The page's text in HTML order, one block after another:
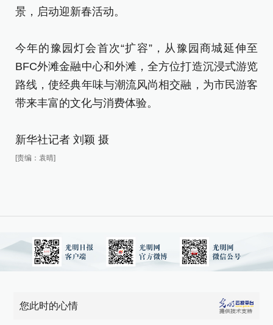
景，启动迎新春活动。
今年的豫园灯会首次“扩容”，从豫园商城延伸至
BFC外滩金融中心和外滩，全方位打造沉浸式游览
路线，使经典年味与潮流风尚相交融，为市民游客
带来丰富的文化与消费体验。
新华社记者 刘颖 摄
[责编：袁晴]
您此时的心情